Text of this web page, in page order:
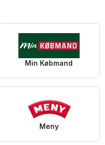
Min Købmand
Meny